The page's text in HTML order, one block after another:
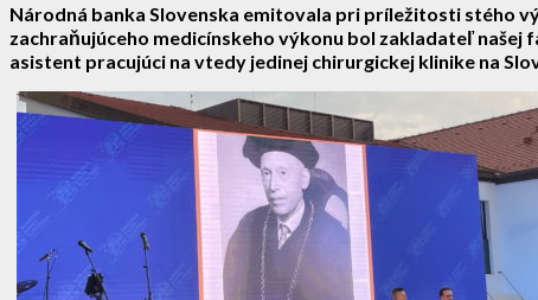
Národná banka Slovenska emitovala pri príležitosti stého
zachraňujúceho medicínskeho výkonu bol zakladateľ
asistent pracujúci na vtedy jedinej chirurgickej klinike na